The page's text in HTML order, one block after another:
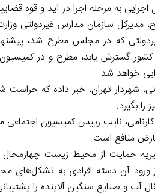
به مرحله اجرا در آید و قوه
مدیرکل سازمان مدارس غیردولتی
که در مجلس مطرح شد،
کشور گسترش یابد، مطرح و در
خواهد شد.
شهردار تهران، خبر داده که
را بگیرد.
کارنامی، نایب رییس کمیسیون
منافع است.
حمایت از محیط زیست چهارمحال
ورود آن دسته افرادی به
آب و صنایع سنگین آلاینده را